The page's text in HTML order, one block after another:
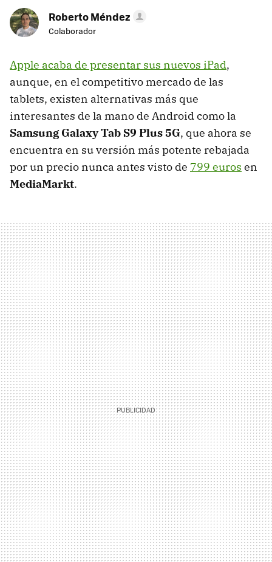
Roberto Méndez
Colaborador
Apple acaba de presentar sus nuevos iPad,
aunque, en el competitivo mercado de las
tablets, existen alternativas más que
interesantes de la mano de Android como la
Samsung Galaxy Tab S9 Plus 5G, que ahora se
encuentra en su versión más potente rebajada
por un precio nunca antes visto de 799 euros en
MediaMarkt.